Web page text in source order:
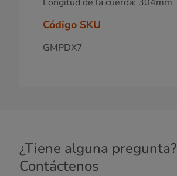
Código SKU
GMPDX7
¿Tiene alguna pregunta?
Contáctenos